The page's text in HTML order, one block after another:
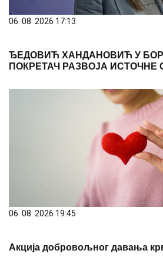
06. 08. 2026 17:13
ЂЕДОВИЋ ХАНДАНОВИЋ У
ПОКРЕТАЧ РАЗВОЈА ИСТОЧНЕ
06. 08. 2026 19:45
Акција добровољног давања